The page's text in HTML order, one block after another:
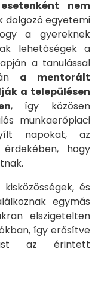
nem
dolgozó egyetemi
a gyereknek
lehetőségek a
a tanulással
a mentorált
a településen
, így közösen
munkaerőpiaci
napokat, az
hogy
és
egymás
elszigetelten
így erősítve
az érintett